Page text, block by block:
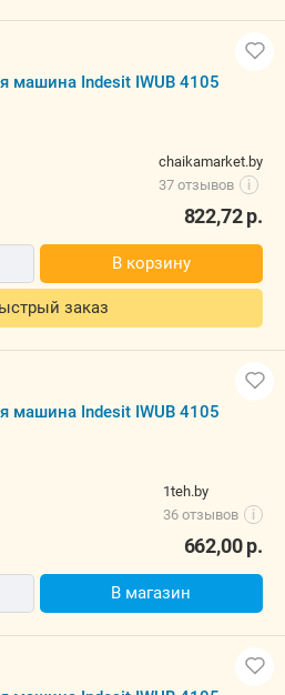
В корзину
заказ
машина Indesit IWUB 4105
662,00р.
В магазин